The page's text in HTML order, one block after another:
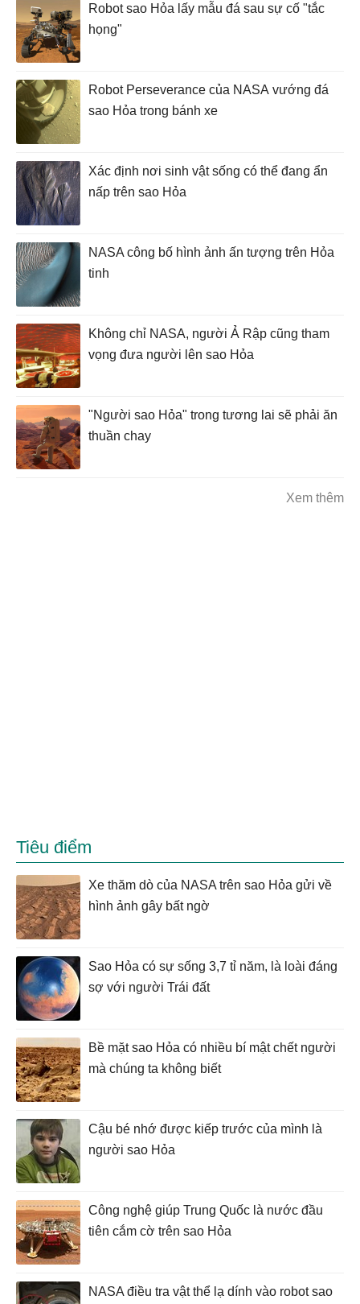
Robot sao Hỏa lấy mẫu đá sau sự cố "tắc
họng"
Robot Perseverance của NASA vướng đá
sao Hỏa trong bánh xe
Xác định nơi sinh vật sống có thể đang ẩn
nấp trên sao Hỏa
NASA công bố hình ảnh ấn tượng trên Hỏa
tinh
Không chỉ NASA, người Ả Rập cũng tham
vọng đưa người lên sao Hỏa
"Người sao Hỏa" trong tương lai sẽ phải ăn
thuần chay
Xem thêm
Tiêu điểm
Xe thăm dò của NASA trên sao Hỏa gửi về
hình ảnh gây bất ngờ
Sao Hỏa có sự sống 3,7 tỉ năm, là loài đáng
sợ với người Trái đất
Bề mặt sao Hỏa có nhiều bí mật chết người
mà chúng ta không biết
Cậu bé nhớ được kiếp trước của mình là
người sao Hỏa
Công nghệ giúp Trung Quốc là nước đầu
tiên cắm cờ trên sao Hỏa
NASA điều tra vật thể lạ dính vào robot sao